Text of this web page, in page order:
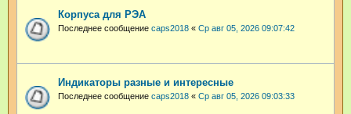
Корпуса для РЭА
Последнее сообщение caps2018 « Ср авг 05, 2026 09:07:42
Индикаторы разные и интересные
Последнее сообщение caps2018 « Ср авг 05, 2026 09:03:33